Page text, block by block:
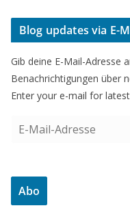
Blog updates via E-
Gib deine E-Mail-Adresse
Benachrichtigungen über
Enter your e-mail for
a
l
Abo